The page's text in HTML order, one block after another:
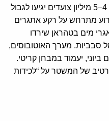
משמעותי. משרד הפנים מעריך כי 4–5 מיליון צועדים יגיעו לגבול
מתרחש על רקע אתגרים
מים בטהראן שירדו
סבביות. מערך האוטובוסים,
יעמוד במבחן קריטי.
של המשטר על “לכידות